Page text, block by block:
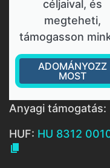
céljaival, és
megteheti,
támogasson
ADOMÁNYOZZ
MOST
Anyagi támogatás:
HUF: HU 8312
